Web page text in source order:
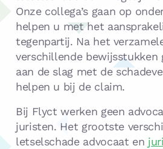
Onze collega’s gaan op
helpen u met het
tegenpartij. Na het
verschillende bewijsstukken
aan de slag met de
helpen u bij de claim.
Bij Flyct werken geen
juristen. Het grootste
letselschade advocaat en